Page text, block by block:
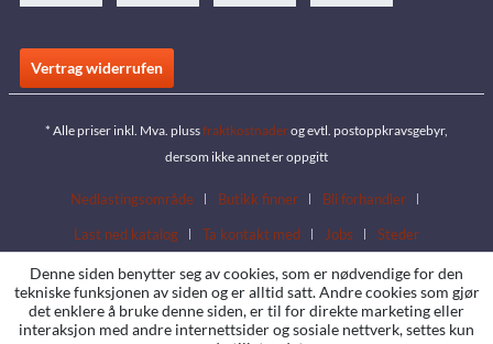
Vertrag widerrufen
* Alle priser inkl. Mva. plussfraktkostnaderog evtl. postoppkravsgebyr,
dersom ikke annet er oppgitt
Nedlastingsområde Butikk finner
Bli forhandler
Last ned katalog
Ta kontakt med Jobs Steder
Denne siden benytter seg av cookies, som er nødvendige for den
tekniske funksjonen av siden og er alltid satt. Andre cookies som gjør
det enklere å bruke denne siden, er til for direkte marketing eller
interaksjon med andre internettsider og sosiale nettverk, settes kun